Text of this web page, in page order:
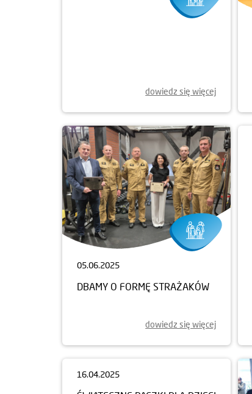
dowiedz się więcej
05.06.2025
DBAMY O FORMĘ STRAŻAKÓW
dowiedz się więcej